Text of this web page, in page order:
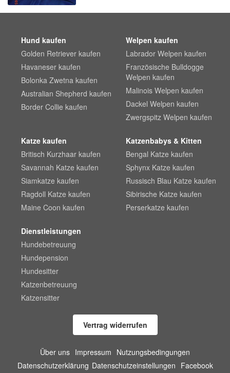
Hund kaufen
Golden Retriever kaufen
Havaneser kaufen
Bolonka Zwetna kaufen
Australian Shepherd kaufen
Border Collie kaufen
Welpen kaufen
Labrador Welpen kaufen
Französische Bulldogge
Welpen kaufen
Malinois Welpen kaufen
Dackel Welpen kaufen
Zwergspitz Welpen kaufen
Katze kaufen
Britisch Kurzhaar kaufen
Savannah Katze kaufen
Siamkatze kaufen
Ragdoll Katze kaufen
Maine Coon kaufen
Katzenbabys & Kitten
Bengal Katze kaufen
Sphynx Katze kaufen
Russisch Blau Katze kaufen
Sibirische Katze kaufen
Perserkatze kaufen
Dienstleistungen
Hundebetreuung
Hundepension
Hundesitter
Katzenbetreuung
Katzensitter
Vertrag widerrufen
Über uns Impressum Nutzungsbedingungen
Datenschutzerklärung Datenschutzeinstellungen Facebook